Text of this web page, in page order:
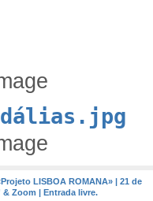
LISBOA ROMANA» | 21 de
Zoom | Entrada livre.